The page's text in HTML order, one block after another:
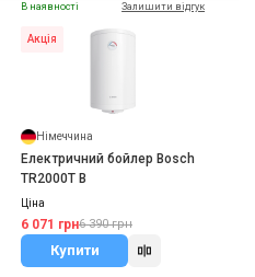
В наявності Залишити відгук
Акція
Німеччина
Електричний бойлер Bosch
TR2000T B
Ціна
6 071 грн6 390 грн
Купити